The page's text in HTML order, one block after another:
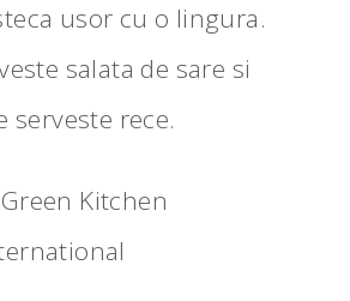
usor cu o lingura.
salata de sare si
serveste rece.
Kitchen